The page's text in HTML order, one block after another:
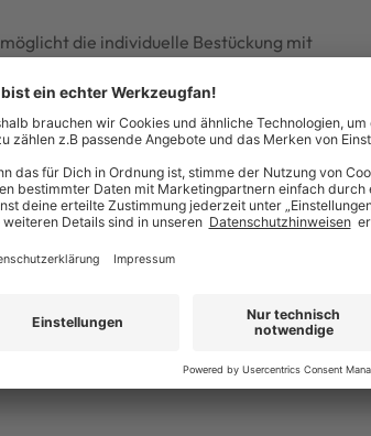
die individuelle Bestückung mit
aus extrem belastbarem,